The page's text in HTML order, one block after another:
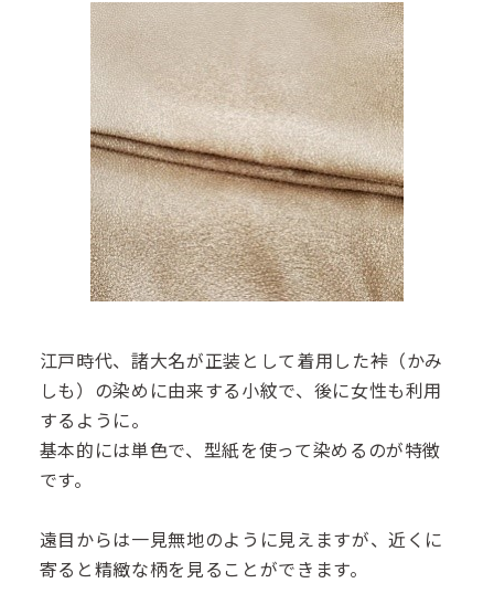
江戸時代、諸大名が正装として着用した裃（かみ
しも）の染めに由来する小紋で、後に女性も利用
するように。
基本的には単色で、型紙を使って染めるのが特徴
です。
遠目からは一見無地のように見えますが、近くに
寄ると精緻な柄を見ることができます。